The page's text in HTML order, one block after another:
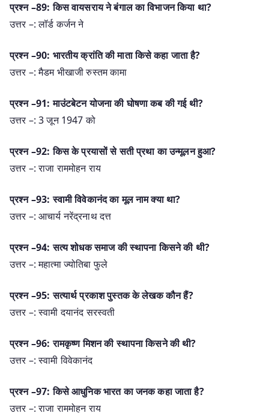
प्रश्न –89: किस वायसराय ने बंगाल का विभाजन किया था?
उत्तर –: लॉर्ड कर्जन ने
प्रश्न –90: भारतीय क्रांति की माता किसे कहा जाता है?
उत्तर –: मैडम भीखाजी रुस्तम कामा
प्रश्न –91: माउंटबेटन योजना की घोषणा कब की गई थी?
उत्तर –: 3 जून 1947 को
प्रश्न –92: किस के प्रयासों से सती प्रथा का उन्मूलन हुआ?
उत्तर –: राजा राममोहन राय
प्रश्न –93: स्वामी विवेकानंद का मूल नाम क्या था?
उत्तर –: आचार्य नरेंद्रनाथ दत्त
प्रश्न –94: सत्य शोधक समाज की स्थापना किसने की थी?
उत्तर –: महात्मा ज्योतिबा फुले
प्रश्न –95: सत्यार्थ प्रकाश पुस्तक के लेखक कौन हैं?
उत्तर –: स्वामी दयानंद सरस्वती
प्रश्न –96: रामकृष्ण मिशन की स्थापना किसने की थी?
उत्तर –: स्वामी विवेकानंद
प्रश्न –97: किसे आधुनिक भारत का जनक कहा जाता है?
उत्तर –: राजा राममोहन राय